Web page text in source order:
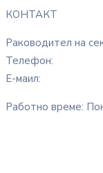
КОНТАКТ
Раководител на
Телефон:
Е-маил:
Работно време: